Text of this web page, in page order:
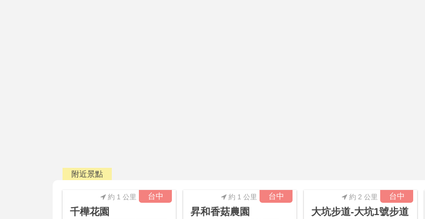
附近景點
台中
約 1 公里
千樺花園
台中
約 1 公里
昇和香菇農園
台中
約 2 公里
大坑步道-大坑1號步道